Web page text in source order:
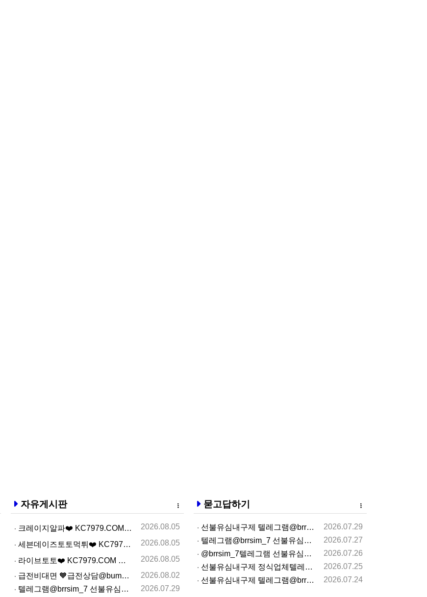
자유게시판
크레이지알파❤️ KC7979.COM ❤️크레이지알파주소… 2026.08.05
세븐데이즈토­토먹­튀❤️ KC7979.COM ❤️슬­롯… 2026.08.05
라­이브토­토❤️ KC7979.COM ❤️온­라인카­지…
2026.08.05
급전비대면 🧡급전상담@bumbee2🧡 개인돈사고자 급전…
2026.08.02
텔레그램@brrsim_7 선불유심내구제 선불유심매입 뽀…
2026.07.29
묻고답하기
선불유심내구제 텔레그램@brrsim_7 선불유심매입 뽀…
2026.07.29
텔레그램@brrsim_7 선불유심내구제 선불유심매입 뽀…
2026.07.27
@brrsim_7텔레그램 선불유심내구제 급전 뽀로로통신…
2026.07.26
선불유심내구제 정식업체텔레그램@brrsim_7선불유심매…
2026.07.25
선불유심내구제 텔레그램@brrsim_7 선불유심매입 뽀…
2026.07.24